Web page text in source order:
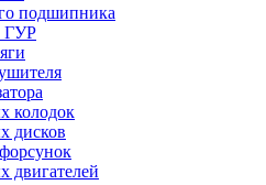
подшипника
ГУР
колодок
дисков
двигателей